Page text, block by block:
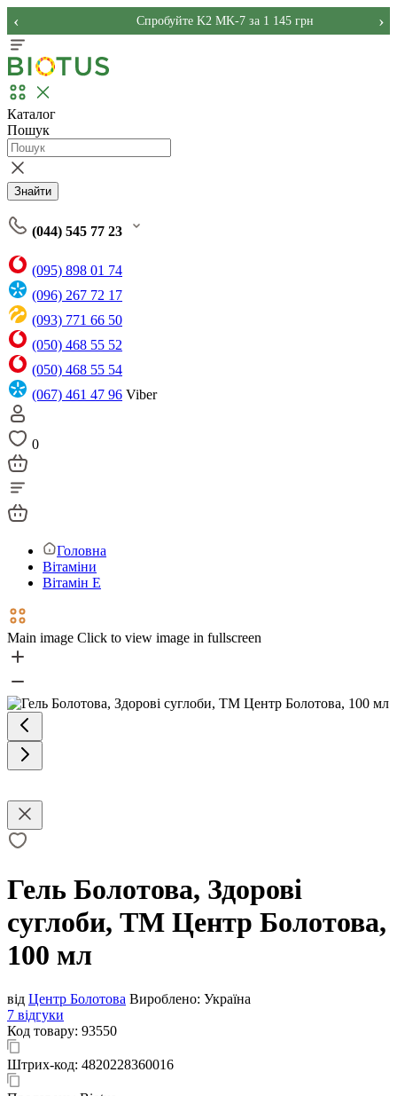
Спробуйте K2 MK-7 за 1 145 грн
‹ ›
Каталог
Пошук
Знайти
(044) 545 77 23
(095) 898 01 74
(096) 267 72 17
(093) 771 66 50
(050) 468 55 52
(050) 468 55 54
(067) 461 47 96 Viber
0
Головна
Вітаміни
Вітамін Е
Main image Click to view image in fullscreen
Гель Болотова, Здорові
суглоби, ТМ Центр Болотова,
100 мл
від Центр Болотова Вироблено: Україна
7 відгуки
Код товару: 93550
Штрих-код: 4820228360016